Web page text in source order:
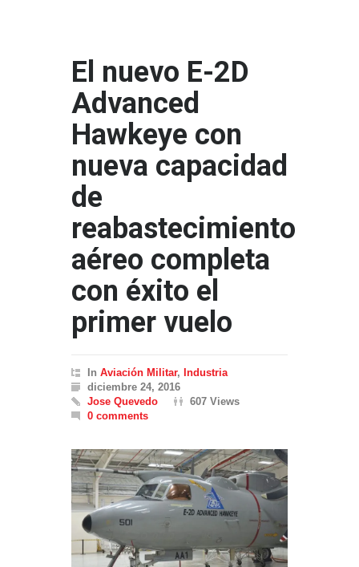
El nuevo E-2D
Advanced
Hawkeye con
nueva capacidad
de
reabastecimiento
aéreo completa
con éxito el
primer vuelo
In Aviación Militar, Industria
diciembre 24, 2016
Jose Quevedo
607 Views
0 comments